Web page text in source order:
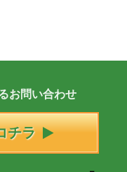
お問い合わせ
チラ